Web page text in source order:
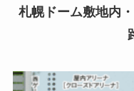
札幌ドーム敷地内